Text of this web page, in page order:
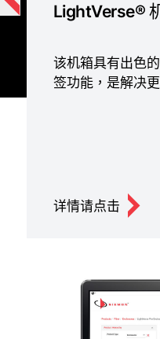
LightVerse®
该机箱具有出色
签功能，是解决
详情请点击